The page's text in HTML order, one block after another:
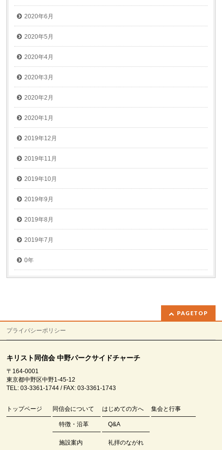
2020年6月
2020年5月
2020年4月
2020年3月
2020年2月
2020年1月
2019年12月
2019年11月
2019年10月
2019年9月
2019年8月
2019年7月
0年
PAGETOP
プライバシーポリシー
キリスト同信会 中野パークサイドチャーチ
〒164-0001
東京都中野区中野1-45-12
TEL: 03-3361-1744 / FAX: 03-3361-1743
トップページ 同信会について
特徴・沿革
施設案内
はじめての方へ
Q&A
礼拝のながれ
集会と行事